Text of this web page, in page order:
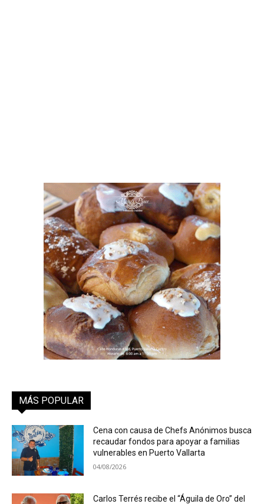
MÁS POPULAR
Cena con causa de Chefs Anónimos busca
recaudar fondos para apoyar a familias
vulnerables en Puerto Vallarta
04/08/2026
Carlos Terrés recibe el “Águila de Oro” del